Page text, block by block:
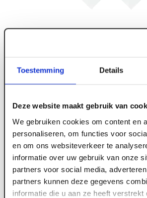
Toestemming Details
Deze website maakt gebruik van
We gebruiken cookies om content en
personaliseren, om functies voor
en om ons websiteverkeer te
informatie over uw gebruik van onze
partners voor social media,
partners kunnen deze gegevens
informatie die u aan ze heeft verstrekt
ART005902
4tecx Schuurschijf 150mm
10 stuks